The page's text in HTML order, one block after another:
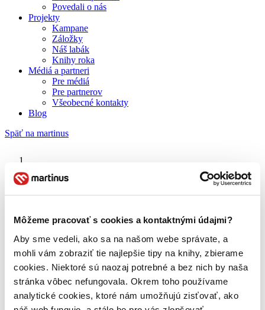
Môžeme pracovať s cookies a kontaktnými údajmi?
Aby sme vedeli, ako sa na našom webe správate, a
mohli vám zobraziť tie najlepšie tipy na knihy, zbierame
cookies. Niektoré sú naozaj potrebné a bez nich by naša
stránka vôbec nefungovala. Okrem toho používame
analytické cookies, ktoré nám umožňujú zisťovať, ako
Povedali o nás
Projekty
Kampane
Záložky
Náš labák
Knihy roka
Médiá a partneri
Pre médiá
Pre partnerov
Všeobecné kontakty
Blog
Späť na martinus
Barbie – Tajomstvo víl
O nás
Náš príbeh
Galéria Martinusu
Zodpovednosť
Sme B Corp